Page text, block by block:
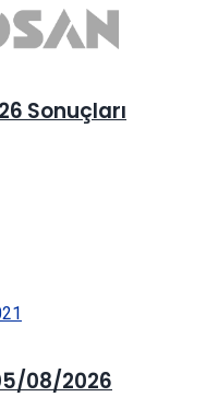
Sonuçları
08/2026